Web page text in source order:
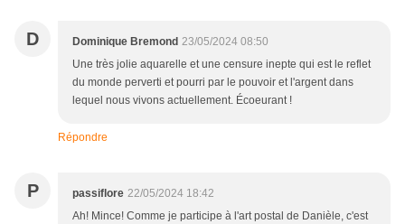
D Dominique Bremond 23/05/2024 08:50
Une très jolie aquarelle et une censure inepte qui est le reflet
du monde perverti et pourri par le pouvoir et l'argent dans
lequel nous vivons actuellement. Écoeurant !
Répondre
P passiflore 22/05/2024 18:42
Ah! Mince! Comme je participe à l'art postal de Danièle, c'est